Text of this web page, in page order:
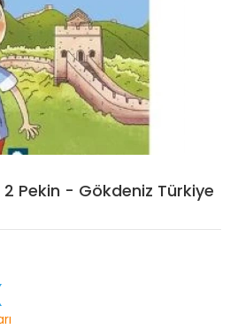
Pekin - Gökdeniz Türkiye